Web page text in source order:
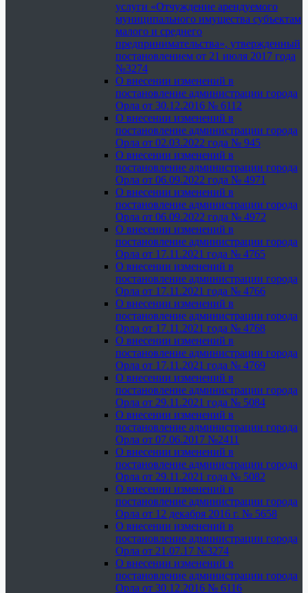
услуги «Отчуждение арендуемого
муниципального имущества субъектам
малого и среднего
предпринимательства», утвержденный
постановлением от 21 июля 2017 года
№3274
О внесении изменений в
постановление администрации города
Орла от 30.12.2016 № 6112
О внесении изменений в
постановление администрации города
Орла от 02.03.2022 года № 945
О внесении изменений в
постановление администрации города
Орла от 06.09.2022 года № 4971
О внесении изменений в
постановление администрации города
Орла от 06.09.2022 года № 4972
О внесении изменений в
постановление администрации города
Орла от 17.11.2021 года № 4765
О внесении изменений в
постановление администрации города
Орла от 17.11.2021 года № 4766
О внесении изменений в
постановление администрации города
Орла от 17.11.2021 года № 4768
О внесении изменений в
постановление администрации города
Орла от 17.11.2021 года № 4769
О внесении изменений в
постановление администрации города
Орла от 29.11.2021 года № 5084
О внесении изменений в
постановление администрации города
Орла от 07.06.2017 №2411
О внесении изменений в
постановление администрации города
Орла от 29.11.2021 года № 5082
О внесении изменений в
постановление администрации города
Орла от 12 декабря 2016 г. № 5658
О внесении изменений в
постановление администрации города
Орла от 21.07.17 №3274
О внесении изменений в
постановление администрации города
Орла от 30.12.2016 № 6116